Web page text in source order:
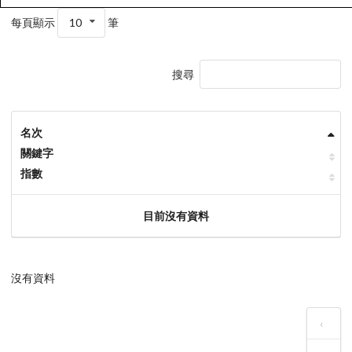
每頁顯示 10 筆
搜尋
名次
關鍵字
指數
目前沒有資料
沒有資料
‹